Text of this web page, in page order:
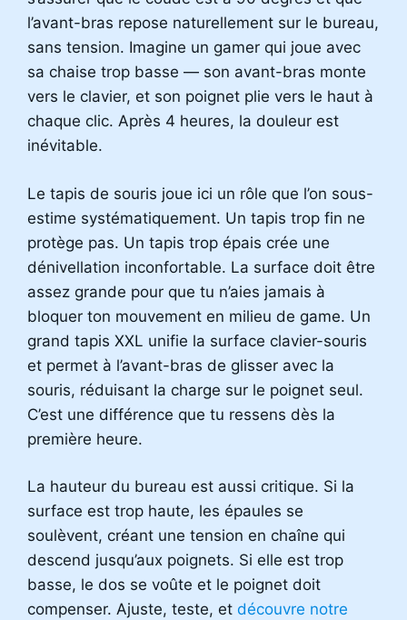
l’avant-bras repose naturellement sur le bureau,
sans tension. Imagine un gamer qui joue avec
sa chaise trop basse — son avant-bras monte
vers le clavier, et son poignet plie vers le haut à
chaque clic. Après 4 heures, la douleur est
inévitable.
Le tapis de souris joue ici un rôle que l’on sous-
estime systématiquement. Un tapis trop fin ne
protège pas. Un tapis trop épais crée une
dénivellation inconfortable. La surface doit être
assez grande pour que tu n’aies jamais à
bloquer ton mouvement en milieu de game. Un
grand tapis XXL unifie la surface clavier-souris
et permet à l’avant-bras de glisser avec la
souris, réduisant la charge sur le poignet seul.
C’est une différence que tu ressens dès la
première heure.
La hauteur du bureau est aussi critique. Si la
surface est trop haute, les épaules se
soulèvent, créant une tension en chaîne qui
descend jusqu’aux poignets. Si elle est trop
basse, le dos se voûte et le poignet doit
compenser. Ajuste, teste, et découvre notre